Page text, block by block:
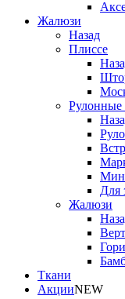
Жалюзи
Назад
Плиссе
Для
Жалюзи
Ткани
АкцииNEW